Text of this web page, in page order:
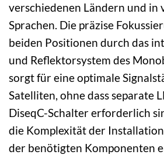
verschiedenen Ländern und in
Sprachen. Die präzise
beiden Positionen durch das
und Reflektorsystem des
sorgt für eine optimale
Satelliten, ohne dass separate
DiseqC-Schalter erforderlich
die Komplexität der
der benötigten Komponenten